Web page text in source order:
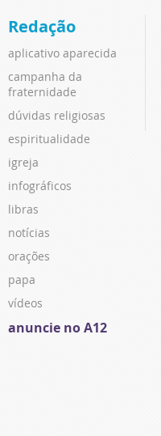
Redação
aplicativo aparecida
campanha da
fraternidade
dúvidas religiosas
espiritualidade
igreja
infográficos
libras
notícias
orações
papa
vídeos
anuncie no A12